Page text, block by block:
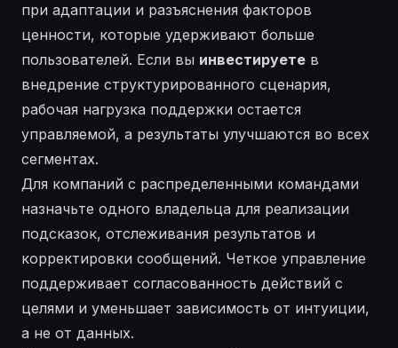
при адаптации и разъяснения факторов
ценности, которые удерживают больше
пользователей. Если вы инвестируете в
внедрение структурированного сценария,
рабочая нагрузка поддержки остается
управляемой, а результаты улучшаются во всех
сегментах.
Для компаний с распределенными командами
назначьте одного владельца для реализации
подсказок, отслеживания результатов и
корректировки сообщений. Четкое управление
поддерживает согласованность действий с
целями и уменьшает зависимость от интуиции,
а не от данных.